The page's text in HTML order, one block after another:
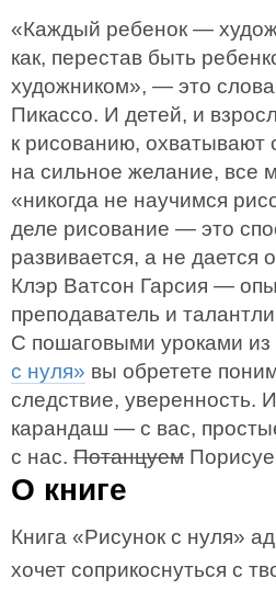
«Каждый ребенок —
как, перестав быть
художником», — это
Пикассо. И детей, и
к рисованию, охватывают
на сильное желание, все
«никогда не научимся
деле рисование — это
развивается, а не дается
Клэр Ватсон Гарсия —
преподаватель и
С пошаговыми уроками из
с нуля» вы обретете
следствие, уверенность.
карандаш — с вас,
с нас. Потанцуем
О книге
Книга «Рисунок с нуля»
хочет соприкоснуться с